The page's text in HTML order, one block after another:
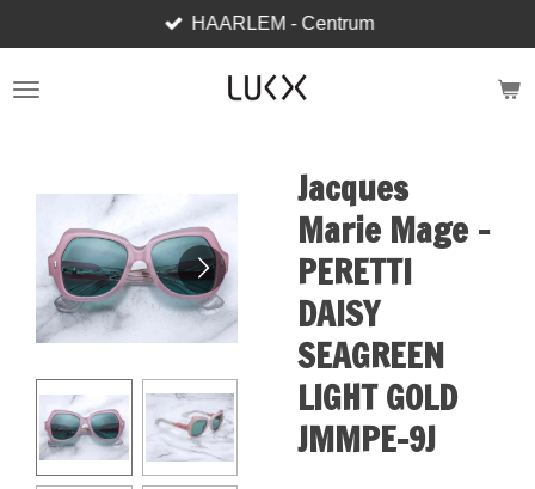
direct
naar
HAARLEM - Centrum
Jacques
Marie Mage -
PERETTI
DAISY
SEAGREEN
LIGHT GOLD
JMMPE-9J